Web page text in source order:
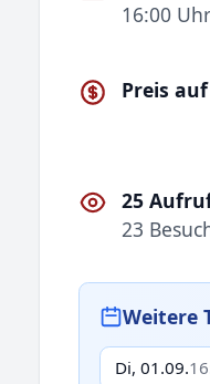
16:00 Uhr
Preis
25
23
Weitere
Di, 01.09.